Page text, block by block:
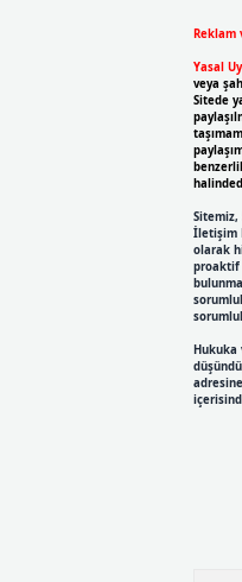
Reklam
Yasal
veya
Sitede
Sitemiz,
İletişim
olarak
proaktif
Hukuka